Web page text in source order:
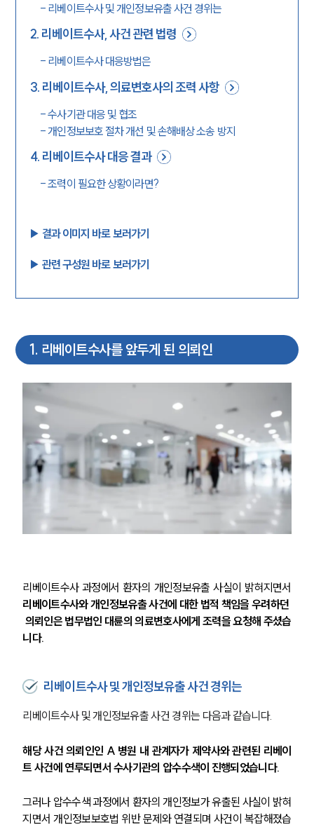
- 리베이트수사 및 개인정보유출 사건 경위는
2. 리베이트수사, 사건 관련 법령
- 리베이트수사 대응방법은
3. 리베이트수사, 의료변호사의 조력 사항
-수사기관 대응 및 협조
-개인정보보호 절차 개선 및 손해배상 소송 방지
4. 리베이트수사 대응 결과
-조력이 필요한 상황이라면?
▶︎ 결과 이미지 바로 보러가기
▶︎ 관련 구성원 바로 보러가기
1. 리베이트수사를 앞두게 된 의뢰인
리베이트수사 과정에서 환자의 개인정보유출 사실이 밝혀지면서
리베이트수사와 개인정보유출 사건에 대한 법적 책임을 우려하던
의뢰인은 법무법인 대륜의 의료변호사에게 조력을 요청해 주셨습
니다.
리베이트수사 및 개인정보유출 사건 경위는
리베이트수사 및 개인정보유출 사건 경위는 다음과 같습니다.
해당 사건 의뢰인인 A 병원 내 관계자가 제약사와 관련된 리베이
트 사건에 연루되면서 수사기관의 압수수색이 진행되었습니다.
그러나 압수수색 과정에서 환자의 개인정보가 유출된 사실이 밝혀
지면서 개인정보보호법 위반 문제와 연결되며 사건이 복잡해졌습